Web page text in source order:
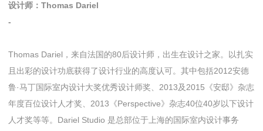
设计师：Thomas Dariel
-
Thomas Dariel，来自法国的80后设计师，出生在设计之家。以扎实
且出彩的设计功底获得了设计行业的高度认可。其中包括2012安德
鲁·马丁国际室内设计大奖优秀设计师奖、2013及2015《安邸》杂志
年度百位设计人才奖、2013《Perspective》杂志40位40岁以下设计
人才奖等等。Dariel Studio 是总部位于上海的国际室内设计事务